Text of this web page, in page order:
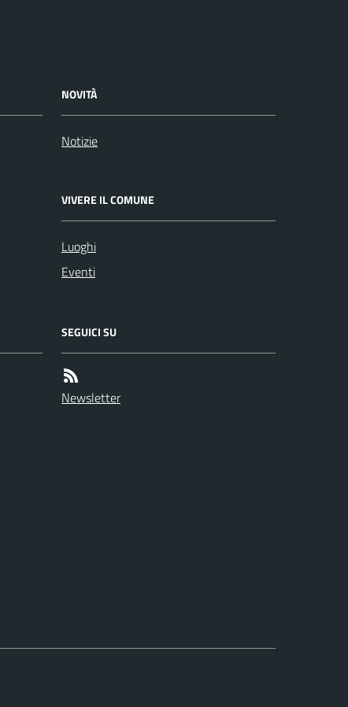
NOVITÀ
Notizie
VIVERE IL COMUNE
Luoghi
Eventi
SEGUICI SU
Newsletter